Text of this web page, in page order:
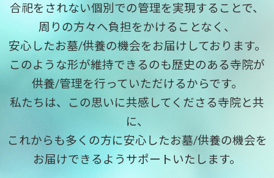
合祀をされない個別での管理を実現することで、
周りの方々へ負担をかけることなく、
安心したお墓/供養の機会をお届けしております。
このような形が維持できるのも歴史のある寺院が
供養/管理を行っていただけるからです。
私たちは、この思いに共感してくださる寺院と共
に、
これからも多くの方に安心したお墓/供養の機会を
お届けできるようサポートいたします。